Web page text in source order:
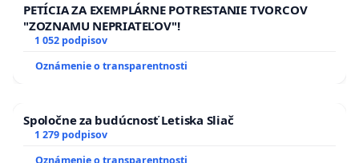
PETÍCIA ZA EXEMPLÁRNE POTRESTANIE TVORCOV
"ZOZNAMU NEPRIATEĽOV"!
1 052 podpisov
Oznámenie o transparentnosti
Spoločne za budúcnosť Letiska Sliač
1 279 podpisov
Oznámenie o transparentnosti